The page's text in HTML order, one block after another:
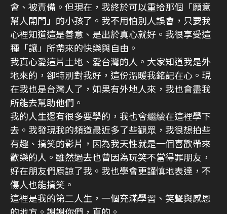
會、被責備。但現在，我終於可以重拾那個「願意
幫人開門」的小孩了。我不用怕別人誤會，只要我
心裡知道這是善意、是出於真心就好。我很享受這
種「讓」所帶來的快樂與自由。
我真心愛這片土地、愛台灣的人。大家知道我是外
地來的，卻特別對我好，這份溫暖我銘記在心。現
在我也是台灣人了，如果有外地人來，我也會盡我
所能去幫助他們。
我的人生還有很多要學的，我也會繼續在這裡學下
去。我發現我的頻道最近多了些觀眾，我很想拍些
有趣、搞笑的影片，因為我天性就是一個喜歡帶來
歡樂的人。雖然過去也曾因為玩笑不當得罪朋友，
好在朋友們原諒了我。我也學會更謹慎地表達，不
傷人也能搞笑。
這裡是我的第二人生，一個充滿學習、笑聲與感恩